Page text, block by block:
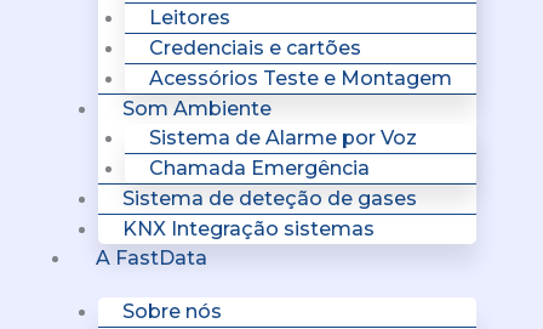
Leitores
Credenciais e cartões
Acessórios Teste e Montagem
Som Ambiente
Sistema de Alarme por Voz
Chamada Emergência
Sistema de deteção de gases
KNX Integração sistemas
A FastData
Sobre nós